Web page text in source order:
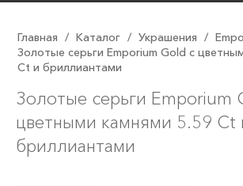
Главная / Каталог / Украшения /
Золотые серьги Emporium Gold с
Ct и бриллиантами
Золотые серьги Emporium
цветными камнями 5.59 Ct
бриллиантами